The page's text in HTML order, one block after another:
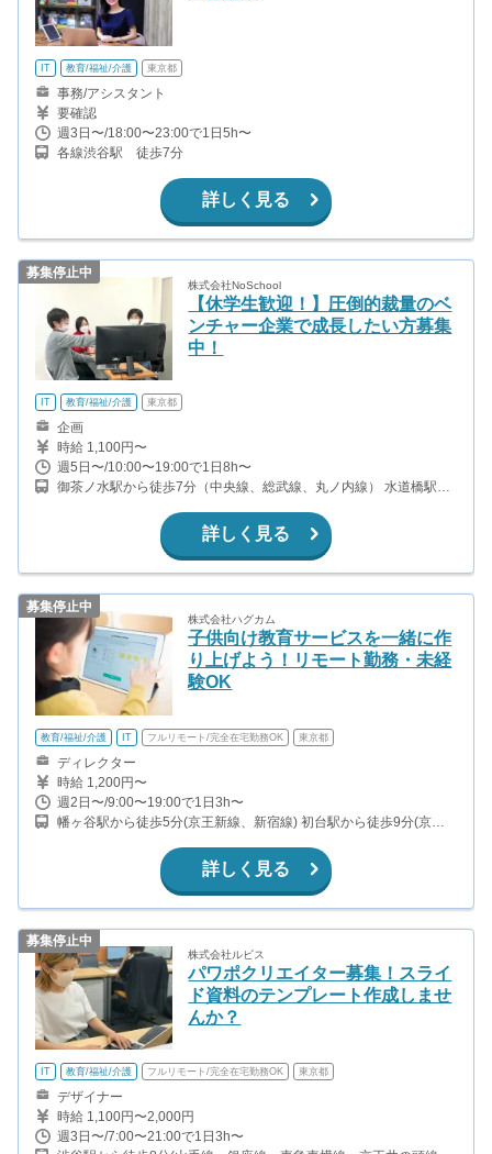
IT 教育/福祉/介護 東京都
事務/アシスタント
要確認
週3日〜/18:00〜23:00で1日5h〜
各線渋谷駅 徒歩7分
詳しく見る
募集停止中
株式会社NoSchool
【休学生歓迎！】圧倒的裁量のベ
ンチャー企業で成長したい方募集
中！
IT 教育/福祉/介護 東京都
企画
時給 1,100円〜
週5日〜/10:00〜19:00で1日8h〜
御茶ノ水駅から徒歩7分（中央線、総武線、丸ノ内線） 水道橋駅か
（丸ノ内線、大江戸線）
詳しく見る
募集停止中
株式会社ハグカム
子供向け教育サービスを一緒に作
り上げよう！リモート勤務・未経
験OK
教育/福祉/介護 IT フルリモート/完全在宅勤務OK 東京都
ディレクター
時給 1,200円〜
週2日〜/9:00〜19:00で1日3h〜
幡ヶ谷駅から徒歩5分(京王新線、新宿線) 初台駅から徒歩9分(京王
詳しく見る
募集停止中
株式会社ルビス
パワポクリエイター募集！スライ
ド資料のテンプレート作成しませ
んか？
IT 教育/福祉/介護 フルリモート/完全在宅勤務OK 東京都
デザイナー
時給 1,100円〜2,000円
週3日〜/7:00〜21:00で1日3h〜